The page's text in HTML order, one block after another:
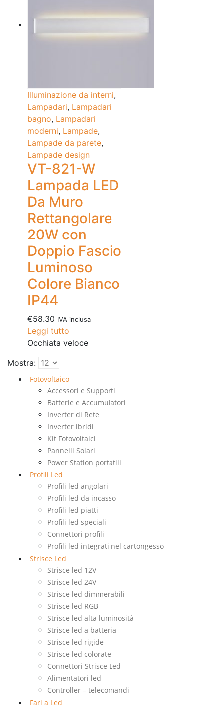
Illuminazione da interni,
Lampadari, Lampadari
bagno, Lampadari
moderni, Lampade,
Lampade da parete,
Lampade design
VT-821-W
Lampada LED
Da Muro
Rettangolare
20W con
Doppio Fascio
Luminoso
Colore Bianco
IP44
€58.30 IVA inclusa
Leggi tutto
Occhiata veloce
Mostra:
Fotovoltaico
Accessori e Supporti
Batterie e Accumulatori
Inverter di Rete
Inverter ibridi
Kit Fotovoltaici
Pannelli Solari
Power Station portatili
Profili Led
Profili led angolari
Profili led da incasso
Profili led piatti
Profili led speciali
Connettori profili
Profili led integrati nel cartongesso
Strisce Led
Strisce led 12V
Strisce led 24V
Strisce led dimmerabili
Strisce led RGB
Strisce led alta luminosità
Strisce led a batteria
Strisce led rigide
Strisce led colorate
Connettori Strisce Led
Alimentatori led
Controller – telecomandi
Fari a Led